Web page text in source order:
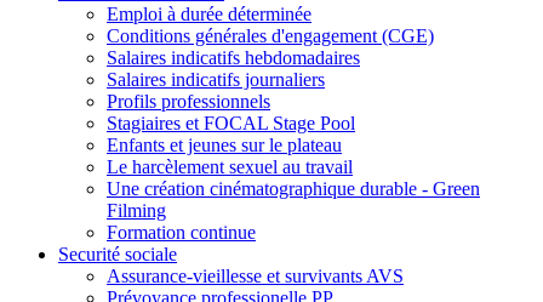
Emploi à durée déterminée
Conditions générales d'engagement (CGE)
Salaires indicatifs hebdomadaires
Salaires indicatifs journaliers
Profils professionnels
Stagiaires et FOCAL Stage Pool
Enfants et jeunes sur le plateau
Le harcèlement sexuel au travail
Une création cinématographique durable - Green
Filming
Formation continue
Securité sociale
Assurance-vieillesse et survivants AVS
Prévoyance professionelle PP